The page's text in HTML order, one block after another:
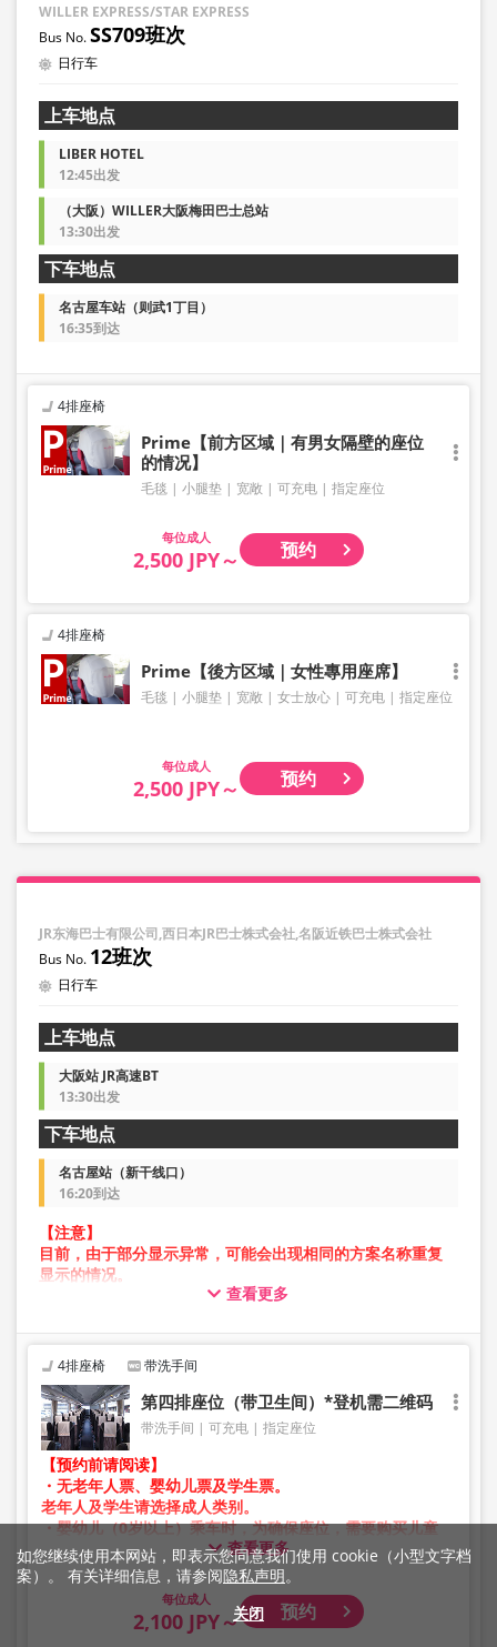
WILLER EXPRESS/STAR EXPRESS
SS709班次
日行车
上车地点
LIBER HOTEL
12:45出发
（大阪）WILLER大阪梅田巴士总站
13:30出发
下车地点
名古屋车站（则武1丁目）
16:35到达
4排座椅
Prime【前方区域｜有男女隔壁的座位
的情况】
毛毯 小腿垫 宽敞 可充电 指定座位
成人
2,500 JPY～ 预约
4排座椅
Prime【後方区域｜女性專用座席】
毛毯 小腿垫 宽敞 女士放心 可充电 指定座位
成人
2,500 JPY～ 预约
JR东海巴士有限公司,西日本JR巴士株式会社,名阪近铁巴士株式会社
12班次
日行车
上车地点
大阪站 JR高速BT
13:30出发
下车地点
名古屋站（新干线口）
16:20到达
【注意】
目前，由于部分显示异常，可能会出现相同的方案名称重复
显示的情况。
在此情况下，预约操作过程中可能会发生错误。
的方案进行预约。
查看更多
4排座椅 带洗手间
第四排座位（带卫生间）*登机需二维码
带洗手间 可充电 指定座位
【预约前请阅读】
・无老年人票、婴幼儿票及学生票。
老年人及学生请选择成人类别。
・婴幼儿（0岁以上）乘车时，为确保座位，需要购买儿童
票。
婴幼儿请选择儿童类别。
・凌晨1点至5点期间因系统维护，无法进行预约。
・库存情况并非实时显示。
查看更多
成人
2,100 JPY～ 预约
如您继续使用本网站，即表示您同意我们使用 cookie（小型文字档
案）。 有关详细信息，请参阅隐私声明。
关闭